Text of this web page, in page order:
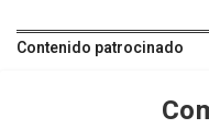
Contenido patrocinado